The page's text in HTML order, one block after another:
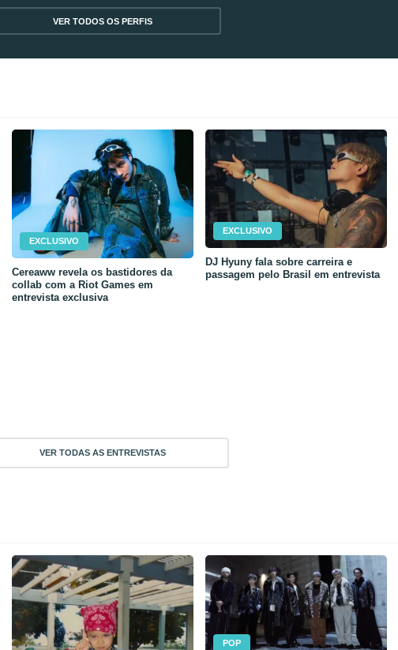
VER TODOS OS PERFIS
EXCLUSIVO
Cereaww revela os bastidores da
collab com a Riot Games em
entrevista exclusiva
EXCLUSIVO
DJ Hyuny fala sobre carreira e
passagem pelo Brasil em entrevista
VER TODAS AS ENTREVISTAS
POP